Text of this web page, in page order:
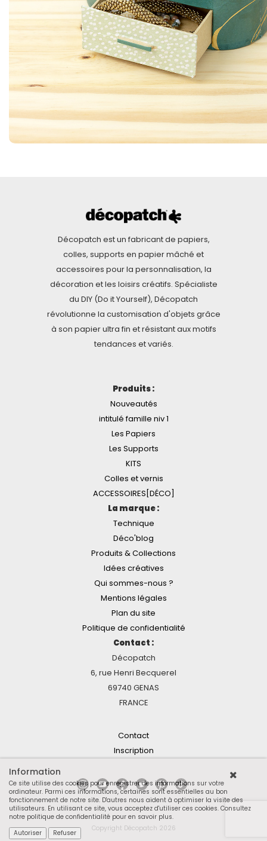
Décopatch est un fabricant de papiers,
colles, supports en papier mâché et
accessoires pour la personnalisation, la
décoration et les loisirs créatifs. Spécialiste
du DIY (Do it Yourself), Décopatch
révolutionne la customisation d'objets grâce
à son papier ultra fin et résistant aux motifs
tendances et variés.
Produits :
Nouveautés
intitulé famille niv 1
Les Papiers
Les Supports
KITS
Colles et vernis
ACCESSOIRES[DÉCO]
La marque :
Technique
Déco'blog
Produits & Collections
Idées créatives
Qui sommes-nous ?
Mentions légales
Plan du site
Politique de confidentialité
Contact :
Décopatch
6, rue Henri Becquerel
69740 GENAS
FRANCE
Contact
Inscription
Copyright Décopatch 2026
Information
Ce site utilise des cookies pour enregistrer des informations sur votre
ordinateur. Parmi ces informations, certaines sont essentielles au bon
fonctionnement de notre site. D'autres nous aident à optimiser la visite des
utilisateurs. En utilisant ce site, vous acceptez d'utiliser ces cookies. Consultez
notre politique de confidentialité pour en savoir plus.
Autoriser
Refuser